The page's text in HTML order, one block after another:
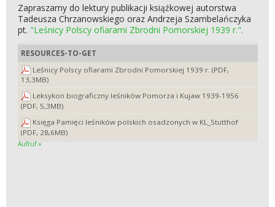
Zapraszamy do lektury publikacji książkowej autorstwa
Tadeusza Chrzanowskiego oraz Andrzeja Szambelańczyka
pt. "Leśnicy Polscy ofiarami Zbrodni Pomorskiej 1939 r.".
RESOURCES-TO-GET
Leśnicy Polscy ofiarami Zbrodni Pomorskiej 1939 r. (PDF,
13,3MB)
Leksykon biograficzny leśników Pomorza i Kujaw 1939-1956
(PDF, 5,3MB)
Księga Pamięci leśników polskich osadzonych w KL_Stutthof
(PDF, 28,6MB)
Aufruf »